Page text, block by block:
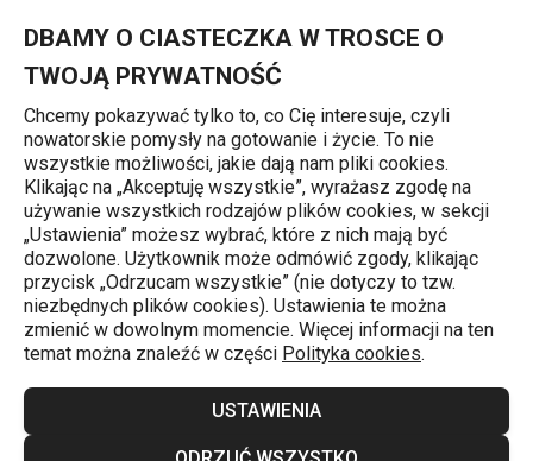
DBAMY O CIASTECZKA W TROSCE O
TWOJĄ PRYWATNOŚĆ
Chcemy pokazywać tylko to, co Cię interesuje, czyli
nowatorskie pomysły na gotowanie i życie. To nie
wszystkie możliwości, jakie dają nam pliki cookies.
Klikając na „Akceptuję wszystkie”, wyrażasz zgodę na
używanie wszystkich rodzajów plików cookies, w sekcji
„Ustawienia” możesz wybrać, które z nich mają być
dozwolone. Użytkownik może odmówić zgody, klikając
przycisk „Odrzucam wszystkie” (nie dotyczy to tzw.
niezbędnych plików cookies). Ustawienia te można
zmienić w dowolnym momencie. Więcej informacji na ten
temat można znaleźć w części Polityka cookies.
USTAWIENIA
Strona główna
Kubek z wieczkiem myDRINK 600 ml,
zielony